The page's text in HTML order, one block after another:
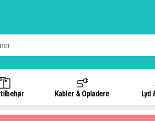
Kabler & Opladere Lyd